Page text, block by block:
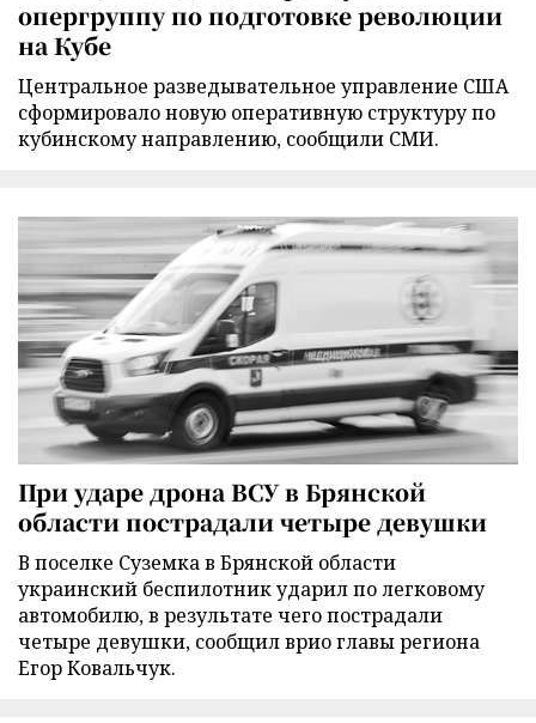
опергруппу по подготовке революции
на Кубе
Центральное разведывательное управление США
сформировало новую оперативную структуру по
кубинскому направлению, сообщили СМИ.
При ударе дрона ВСУ в Брянской
области пострадали четыре девушки
В поселке Суземка в Брянской области
украинский беспилотник ударил по легковому
автомобилю, в результате чего пострадали
четыре девушки, сообщил врио главы региона
Егор Ковальчук.